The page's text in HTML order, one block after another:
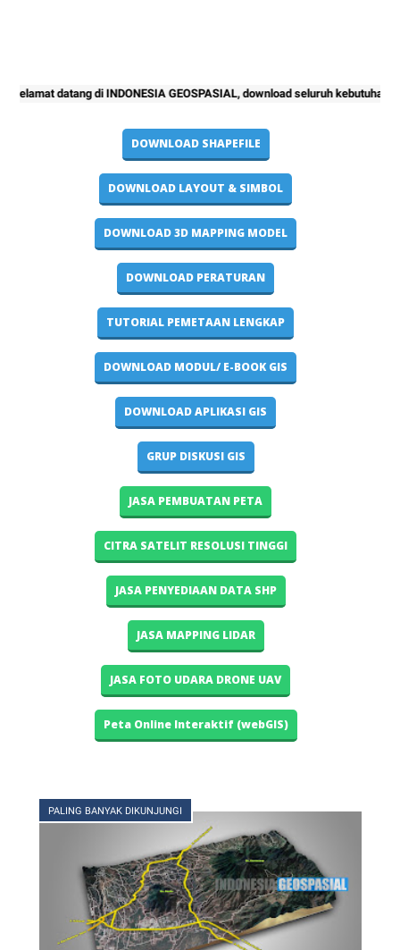
datang di INDONESIA GEOSPASIAL, download seluruh kebutuhan project
DOWNLOAD SHAPEFILE
DOWNLOAD LAYOUT & SIMBOL
DOWNLOAD 3D MAPPING MODEL
DOWNLOAD PERATURAN
TUTORIAL PEMETAAN LENGKAP
DOWNLOAD MODUL/ E-BOOK GIS
DOWNLOAD APLIKASI GIS
GRUP DISKUSI GIS
JASA PEMBUATAN PETA
CITRA SATELIT RESOLUSI TINGGI
JASA PENYEDIAAN DATA SHP
JASA MAPPING LIDAR
JASA FOTO UDARA DRONE UAV
Peta Online Interaktif (webGIS)
PALING BANYAK DIKUNJUNGI